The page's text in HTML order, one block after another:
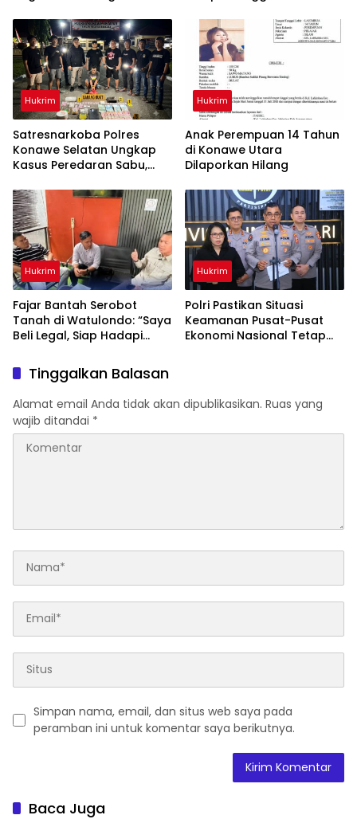
Kendaraan Demi
Keselamatan Berlalu Lintas
Hukrim
Satresnarkoba Polres
Konawe Selatan Ungkap
Kasus Peredaran Sabu,
Diamankan
Hukrim
Anak Perempuan 14 Tahun
di Konawe Utara
Dilaporkan Hilang
Hukrim
‎Fajar Bantah Serobot
Tanah di Watulondo: “Saya
Beli Legal, Siap Hadapi
Hukrim
Polri Pastikan Situasi
Keamanan Pusat-Pusat
Ekonomi Nasional Tetap
Tinggalkan Balasan
Alamat email Anda tidak akan dipublikasikan. Ruas yang
wajib ditandai *
Simpan nama, email, dan situs web saya pada
peramban ini untuk komentar saya berikutnya.
Baca Juga